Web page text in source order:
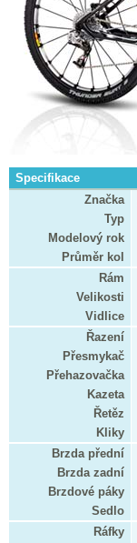
Specifikace
Značka
Typ
Modelový rok
Průměr kol
Rám
Velikosti
Vidlice
Řazení
Přesmykač
Přehazovačka
Kazeta
Řetěz
Kliky
Brzda přední
Brzda zadní
Brzdové páky
Sedlo
Ráfky